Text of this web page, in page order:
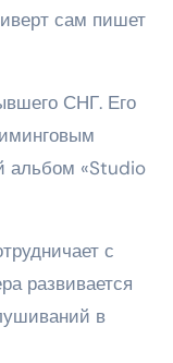
сам пишет
СНГ. Его
альбом «Studio
с
развивается
в